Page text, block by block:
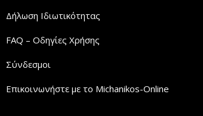
Δήλωση Ιδιωτικότητας
FAQ – Οδηγίες Χρήσης
Σύνδεσμοι
Επικοινωνήστε με το Michanikos-Online